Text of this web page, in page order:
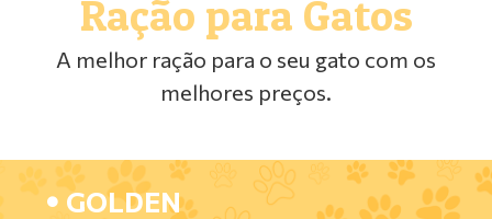
Ração para Gatos
A melhor ração para o seu gato com os
melhores preços.
GOLDEN